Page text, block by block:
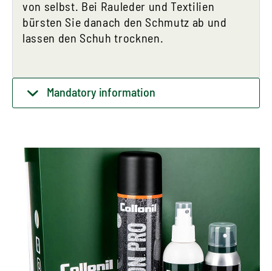
von selbst. Bei Rauleder und Textilien
bürsten Sie danach den Schmutz ab und
lassen den Schuh trocknen.
Mandatory information